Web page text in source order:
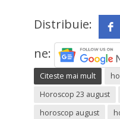
Distribuie:
ne:
Citeste mai mult
Horoscop 23 august
horoscop august